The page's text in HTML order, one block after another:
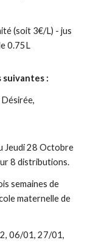
(soit 3€/L) - jus
0.75L
suivantes :
Jeudi 28 Octobre
8 distributions.
semaines de
maternelle de
06/01, 27/01,